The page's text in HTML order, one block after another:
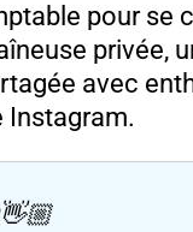
pour se
privée,
avec
Instagram.